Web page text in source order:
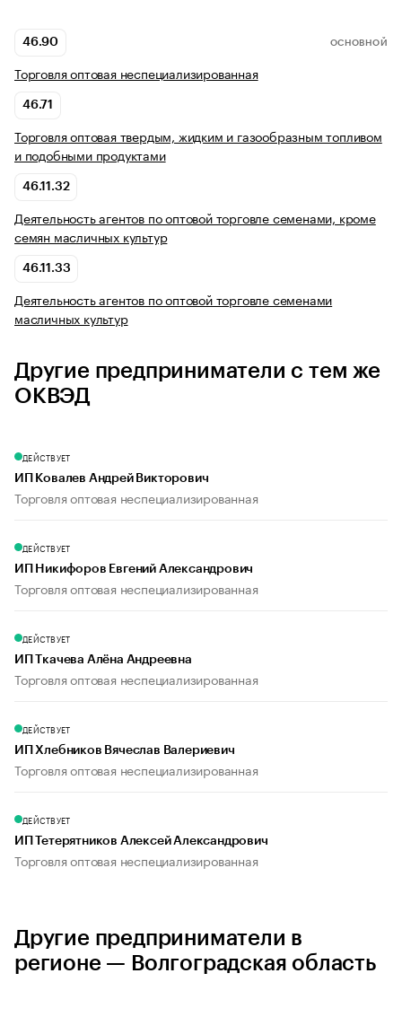
46.90 ОСНОВНОЙ
Торговля оптовая неспециализированная
46.71
Торговля оптовая твердым, жидким и газообразным топливом
и подобными продуктами
46.11.32
Деятельность агентов по оптовой торговле семенами, кроме
семян масличных культур
46.11.33
Деятельность агентов по оптовой торговле семенами
масличных культур
Другие предприниматели с тем же
ОКВЭД
ДЕЙСТВУЕТ
ИП Ковалев Андрей Викторович
Торговля оптовая неспециализированная
ДЕЙСТВУЕТ
ИП Никифоров Евгений Александрович
Торговля оптовая неспециализированная
ДЕЙСТВУЕТ
ИП Ткачева Алёна Андреевна
Торговля оптовая неспециализированная
ДЕЙСТВУЕТ
ИП Хлебников Вячеслав Валериевич
Торговля оптовая неспециализированная
ДЕЙСТВУЕТ
ИП Тетерятников Алексей Александрович
Торговля оптовая неспециализированная
Другие предприниматели в
регионе — Волгоградская область